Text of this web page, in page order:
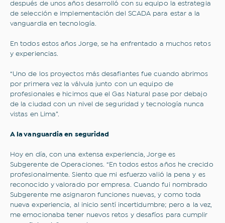
después de unos años desarrolló con su equipo la estrategia
de selección e implementación del SCADA para estar a la
vanguardia en tecnología.
En todos estos años Jorge, se ha enfrentado a muchos retos
y experiencias.
“Uno de los proyectos más desafiantes fue cuando abrimos
por primera vez la válvula junto con un equipo de
profesionales e hicimos que el Gas Natural pase por debajo
de la ciudad con un nivel de seguridad y tecnología nunca
vistas en Lima”.
A la vanguardia en seguridad
Hoy en día, con una extensa experiencia, Jorge es
Subgerente de Operaciones. “En todos estos años he crecido
profesionalmente. Siento que mi esfuerzo valió la pena y es
reconocido y valorado por empresa. Cuando fui nombrado
Subgerente me asignaron funciones nuevas, y como toda
nueva experiencia, al inicio sentí incertidumbre; pero a la vez,
me emocionaba tener nuevos retos y desafíos para cumplir
¿Sobre qué temas te gustaría
leer?